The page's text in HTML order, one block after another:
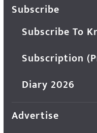
Subscribe
Subscribe To
Subscription
Diary 2026
Advertise